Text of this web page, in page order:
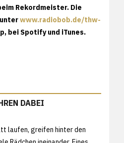
Rekordmeister. Die
www.radiobob.de/thw-
bei Spotify und iTunes.
DABEI
laufen, greifen hinter den